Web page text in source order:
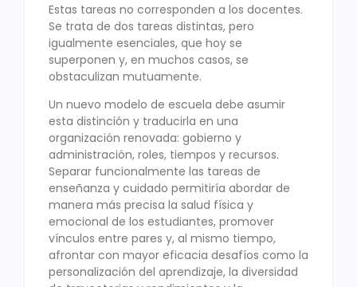
Estas tareas no corresponden a los docentes.
Se trata de dos tareas distintas, pero
igualmente esenciales, que hoy se
superponen y, en muchos casos, se
obstaculizan mutuamente.
Un nuevo modelo de escuela debe asumir
esta distinción y traducirla en una
organización renovada: gobierno y
administración, roles, tiempos y recursos.
Separar funcionalmente las tareas de
enseñanza y cuidado permitiría abordar de
manera más precisa la salud física y
emocional de los estudiantes, promover
vínculos entre pares y, al mismo tiempo,
afrontar con mayor eficacia desafíos como la
personalización del aprendizaje, la diversidad